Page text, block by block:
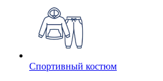
Спортивный костюм